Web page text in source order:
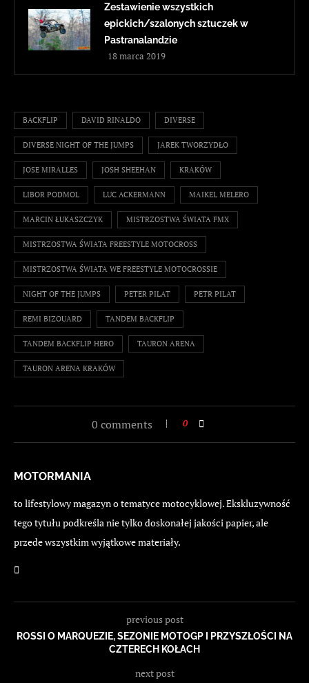
Zestawienie wszystkich
epickich/szalonych sztuczek w
Pastranalandzie
18 marca 2019
BACKFLIP DAVID RINALDO DIVERSE
DIVERSE NIGHT OF THE JUMPS JAREK TWORZYDŁO
JOSE MIRALLES JOSH SHEEHAN KRAKÓW
LIBOR PODMOL LUC ACKERMANN MAIKEL MELERO
MARCIN ŁUKASZCZYK MISTRZOSTWA ŚWIATA FMX
MISTRZOSTWA ŚWIATA FREESTYLE MOTOCROSS
MISTRZOSTWA ŚWIATA WE FREESTYLE MOTOCROSSIE
NIGHT OF THE JUMPS PETER PILAT PETR PILAT
REMI BIZOUARD TANDEM BACKFLIP
TANDEM BACKFLIP HERO TAURON ARENA
TAURON ARENA KRAKÓW
0 comments 0
MOTORMANIA
to lifestylowy magazyn o tematyce motocyklowej. Ekskluzywność
tego tytułu podkreśla nie tylko doskonałej jakości papier, ale
przede wszystkim wyjątkowe materiały.
previous post
ROSSI O MARQUEZIE, SEZONIE MOTOGP I PRZYSZŁOŚCI NA
CZTERECH KOŁACH
next post